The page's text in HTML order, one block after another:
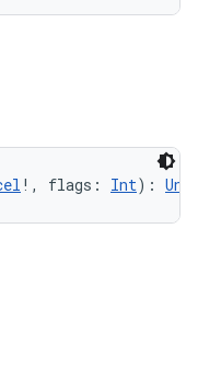
!, flags: Int):